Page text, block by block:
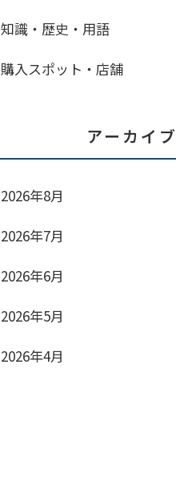
知識・歴史・用語
購入スポット・店舗
アーカイブ
2026年8月
2026年7月
2026年6月
2026年5月
2026年4月